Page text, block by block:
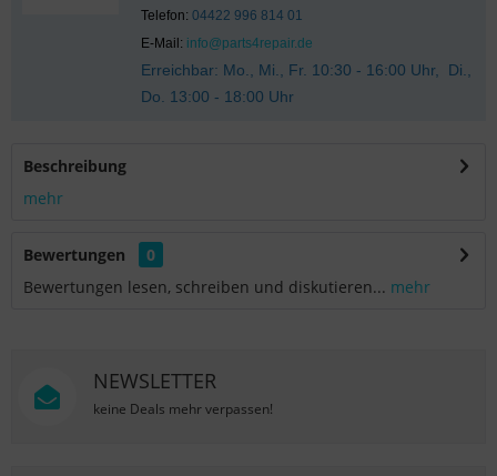
Telefon: 04422 996 814 01
E-Mail: info@parts4repair.de
Erreichbar: Mo., Mi., Fr. 10:30 - 16:00 Uhr, Di.,
Do. 13:00 - 18:00 Uhr
Beschreibung
mehr
Bewertungen
0
Bewertungen lesen, schreiben und diskutieren... mehr
NEWSLETTER
keine Deals mehr verpassen!